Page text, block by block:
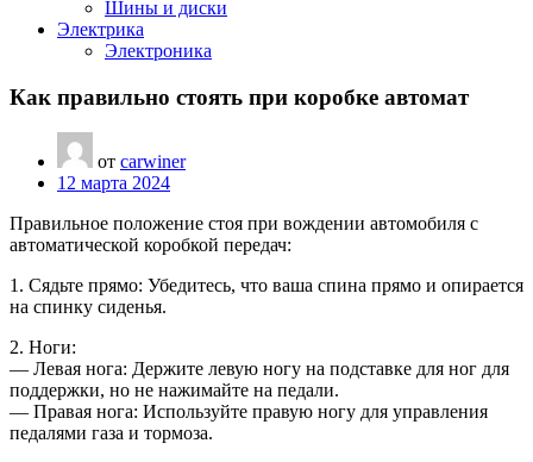
Шины и диски
Электрика
Электроника
Как правильно стоять при коробке автомат
от carwiner
12 марта 2024
Правильное положение стоя при вождении автомобиля с
автоматической коробкой передач:
1. Сядьте прямо: Убедитесь, что ваша спина прямо и опирается
на спинку сиденья.
2. Ноги:
— Левая нога: Держите левую ногу на подставке для ног для
поддержки, но не нажимайте на педали.
— Правая нога: Используйте правую ногу для управления
педалями газа и тормоза.